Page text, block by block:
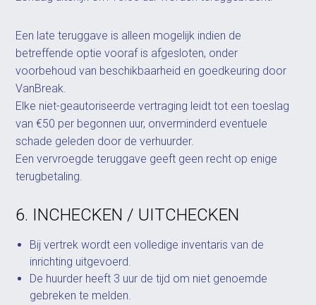
Een late teruggave is alleen mogelijk indien de
betreffende optie vooraf is afgesloten, onder
voorbehoud van beschikbaarheid en goedkeuring door
VanBreak.
Elke niet-geautoriseerde vertraging leidt tot een toeslag
van €50 per begonnen uur, onverminderd eventuele
schade geleden door de verhuurder.
Een vervroegde teruggave geeft geen recht op enige
terugbetaling.
6. INCHECKEN / UITCHECKEN
Bij vertrek wordt een volledige inventaris van de
inrichting uitgevoerd.
De huurder heeft 3 uur de tijd om niet genoemde
gebreken te melden.